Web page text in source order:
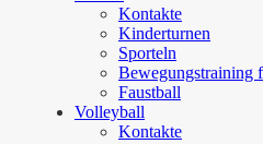
Kontakte
Kinderturnen
Sporteln
Bewegungstraining
Faustball
Volleyball
Kontakte